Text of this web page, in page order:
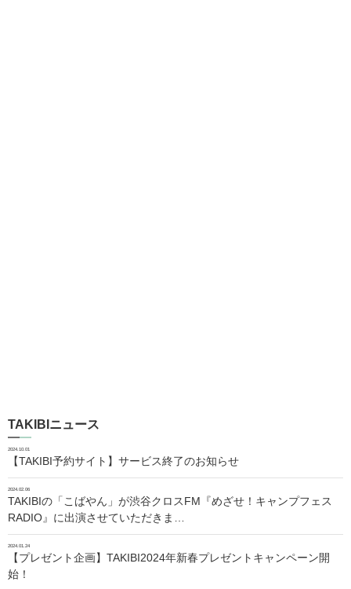
TAKIBIニュース
2024.10.01
【TAKIBI予約サイト】サービス終了のお知らせ
2024.02.06
TAKIBIの「こばやん」が渋谷クロスFM『めざせ！キャンプフェス
RADIO』に出演させていただきま…
2024.01.24
【プレゼント企画】TAKIBI2024年新春プレゼントキャンペーン開
始！